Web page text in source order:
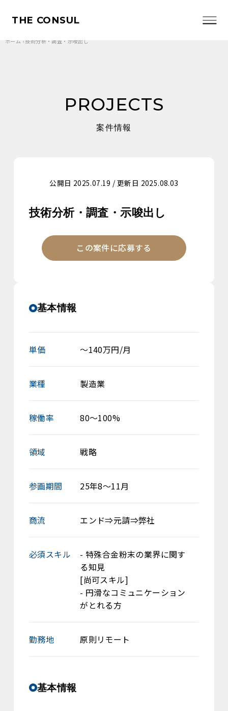
THE CONSUL
ホーム ›技術分析・調査・示唆出し
PROJECTS
案件情報
基本情報
単価 ～140万円/月
業種 製造業
稼働率 80～100%
領域 戦略
参画期間 25年8～11月
商流 エンド⇒元請⇒弊社
必須スキル
- 特殊合金粉末の業界に関す
る知見
[尚可スキル]
- 円滑なコミュニケーション
がとれる方
勤務地 原則リモート
基本情報
公開日 2025.07.19 / 更新日 2025.08.03
技術分析・調査・示唆出し
この案件に応募する